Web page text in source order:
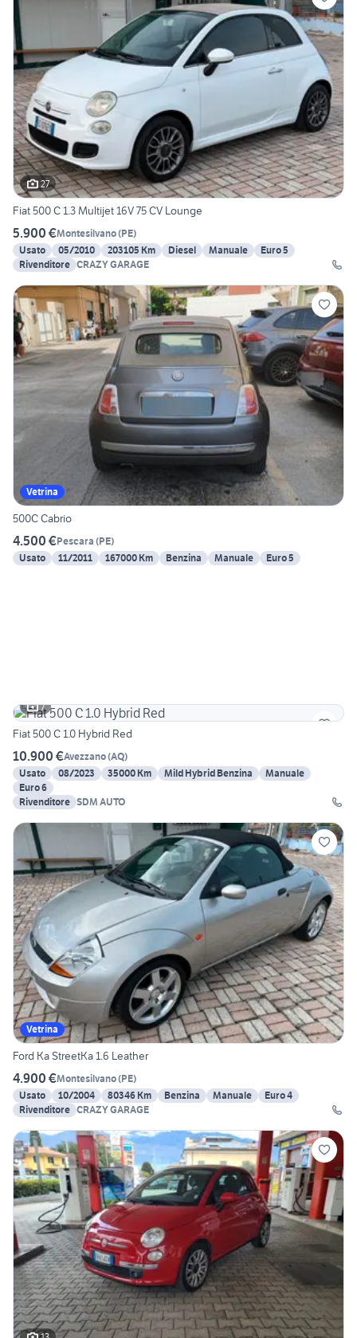
27
Fiat 500 C 1.3 Multijet 16V 75 CV Lounge
5.900 €Montesilvano(PE)
Usato
05/2010 203105 Km Diesel Manuale
Euro 5
Rivenditore CRAZY GARAGE
Vetrina
500C Cabrio
4.500 €Pescara (PE)
Usato
11/2011 167000 Km Benzina Manuale Euro 5
7
Fiat 500 C 1.0 Hybrid Red
10.900 €Avezzano(AQ)
Usato
08/2023 35000 Km Mild Hybrid Benzina
Manuale
Euro 6
Rivenditore SDM AUTO
Vetrina
Ford Ka StreetKa 1.6 Leather
4.900 €Montesilvano(PE)
Usato
10/2004 80346 Km Benzina Manuale
Euro 4
Rivenditore CRAZY GARAGE